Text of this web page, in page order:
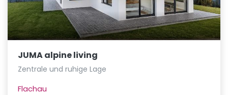
JUMA alpine living
Zentrale und ruhige Lage
Flachau